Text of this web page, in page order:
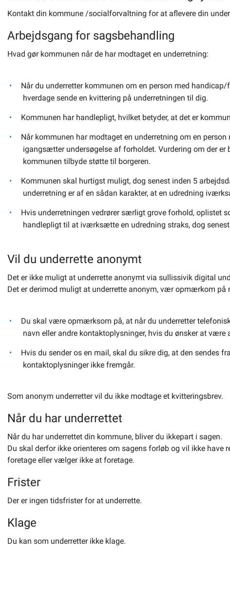
Kontakt din kommune /socialforvaltning for at aflevere din
Arbejdsgang for sagsbehandling
Hvad gør kommunen når de har modtaget en underretning:
Når du underretter kommunen om en person med
hverdage sende en kvittering på underretningen til dig.
Kommunen har handlepligt, hvilket betyder, at det er
Når kommunen har modtaget en underretning om en
igangsætter undersøgelse af forholdet. Vurdering om der
kommunen tilbyde støtte til borgeren.
Kommunen skal hurtigst muligt, dog senest inden 5
underretning er af en sådan karakter, at en udredning
Hvis underretningen vedrører særligt grove forhold, oplistet
handlepligt til at iværksætte en udredning straks, dog
Vil du underrette anonymt
Det er ikke muligt at underrette anonymt via sullissivik digital
Det er derimod muligt at underrette anonym, vær opmærkom på
Du skal være opmærksom på, at når du underretter
navn eller andre kontaktoplysninger, hvis du ønsker at være
Hvis du sender os en mail, skal du sikre dig, at den sendes
kontaktoplysninger ikke fremgår.
Som anonym underretter vil du ikke modtage et kvitteringsbrev.
Når du har underrettet
Når du har underrettet din kommune, bliver du ikkepart i sagen.
Du skal derfor ikke orienteres om sagens forløb og vil ikke
foretage eller vælger ikke at foretage.
Frister
Der er ingen tidsfrister for at underrette.
Klage
Du kan som underretter ikke klage.